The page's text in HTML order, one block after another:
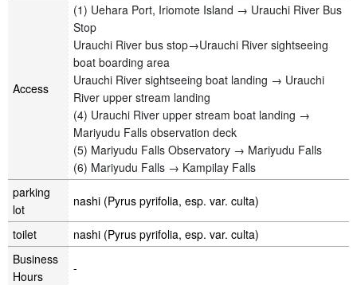
Access
(1) Uehara Port, Iriomote Island → Urauchi River Bus
Stop
Urauchi River bus stop→Urauchi River sightseeing
boat boarding area
Urauchi River sightseeing boat landing → Urauchi
River upper stream landing
(4) Urauchi River upper stream boat landing →
Mariyudu Falls observation deck
(5) Mariyudu Falls Observatory → Mariyudu Falls
(6) Mariyudu Falls → Kampilay Falls
parking
lot
nashi (Pyrus pyrifolia, esp. var. culta)
toilet
nashi (Pyrus pyrifolia, esp. var. culta)
Business
Hours
-